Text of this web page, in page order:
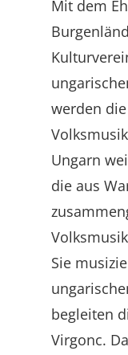
KONTAKT
LINKS
Sprachen
Mit dem
werden
Ungarn
die aus
Sie
begleiten
Virgonc.